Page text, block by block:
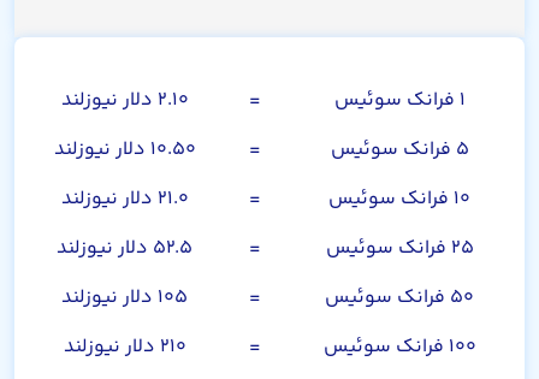
۱ فرانک سوئیس =
۲.۱۰ دلار نیوزلند
۵ فرانک سوئیس
=
۱۰.۵۰ دلار نیوزلند
۱۰ فرانک سوئیس
=
۲۱.۰ دلار نیوزلند
۲۵ فرانک سوئیس
=
۵۲.۵ دلار نیوزلند
۵۰ فرانک سوئیس
=
۱۰۵ دلار نیوزلند
۱۰۰ فرانک سوئیس
=
۲۱۰ دلار نیوزلند